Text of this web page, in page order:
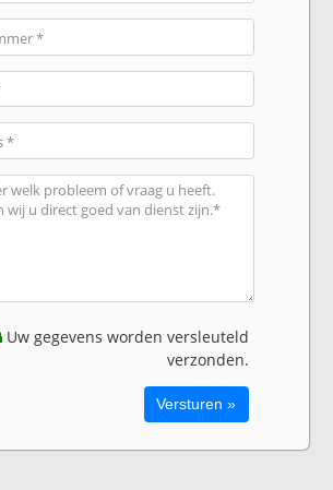
Uw gegevens worden versleuteld
verzonden.